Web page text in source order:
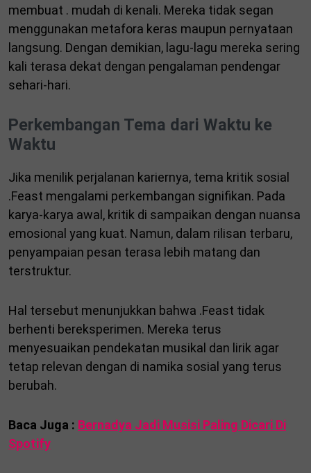
membuat . mudah di kenali. Mereka tidak segan
menggunakan metafora keras maupun pernyataan
langsung. Dengan demikian, lagu-lagu mereka sering
kali terasa dekat dengan pengalaman pendengar
sehari-hari.
Perkembangan Tema dari Waktu ke
Waktu
Jika menilik perjalanan kariernya, tema kritik sosial
.Feast mengalami perkembangan signifikan. Pada
karya-karya awal, kritik di sampaikan dengan nuansa
emosional yang kuat. Namun, dalam rilisan terbaru,
penyampaian pesan terasa lebih matang dan
terstruktur.
Hal tersebut menunjukkan bahwa .Feast tidak
berhenti bereksperimen. Mereka terus
menyesuaikan pendekatan musikal dan lirik agar
tetap relevan dengan di namika sosial yang terus
berubah.
Baca Juga : Bernadya Jadi Musisi Paling Dicari Di
Spotify